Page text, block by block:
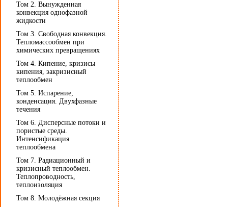
Том 2. Вынужденная
конвекция однофазной
жидкости
Том 3. Свободная конвекция.
Тепломассообмен при
химических превращениях
Том 4. Кипение, кризисы
кипения, закризисный
теплообмен
Том 5. Испарение,
конденсация. Двухфазные
течения
Том 6. Дисперсные потоки и
пористые среды.
Интенсификация
теплообмена
Том 7. Радиационный и
кризисный теплообмен.
Теплопроводность,
теплоизоляция
Том 8. Молодёжная секция